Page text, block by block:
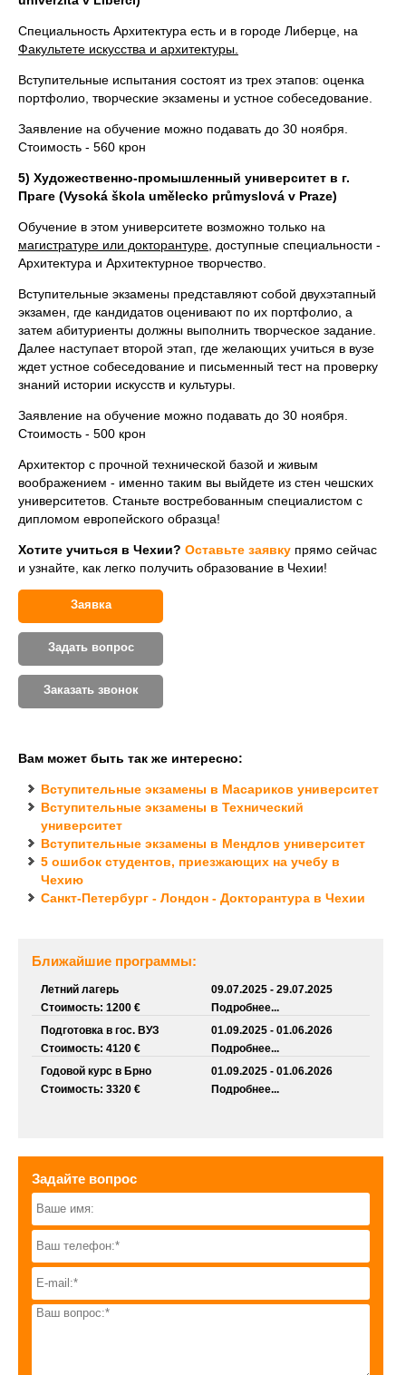
Специальность Архитектура есть и в городе Либерце, на
Факультете искусства и архитектуры.
Вступительные испытания состоят из трех этапов: оценка
портфолио, творческие экзамены и устное собеседование.
Заявление на обучение можно подавать до 30 ноября.
Стоимость - 560 крон
5) Художественно-промышленный университет в г.
Праге (Vysoká škola umělecko průmyslová v Praze)
Обучение в этом университете возможно только на
магистратуре или докторантуре , доступные специальности -
Архитектура и Архитектурное творчество.
Вступительные экзамены представляют собой двухэтапный
экзамен, где кандидатов оценивают по их портфолио, а
затем абитуриенты должны выполнить творческое задание.
Далее наступает второй этап, где желающих учиться в вузе
ждет устное собеседование и письменный тест на проверку
знаний истории искусств и культуры.
Заявление на обучение можно подавать до 30 ноября.
Стоимость - 500 крон
Архитектор с прочной технической базой и живым
воображением - именно таким вы выйдете из стен чешских
университетов. Станьте востребованным специалистом с
дипломом европейского образца!
Хотите учиться в Чехии? Оставьте заявку прямо сейчас
и узнайте, как легко получить образование в Чехии!
Заявка
Задать вопрос
Заказать звонок
Вам может быть так же интересно:
Вступительные экзамены в Масариков университет
Вступительные экзамены в Технический
университет
Вступительные экзамены в Мендлов университет
5 ошибок студентов, приезжающих на учебу в
Чехию
Санкт-Петербург - Лондон - Докторантура в Чехии
Ближайшие программы:
Летний лагерь
Стоимость: 1200 €
09.07.2025 - 29.07.2025
Подробнее...
Подготовка в гос. ВУЗ
Стоимость: 4120 €
01.09.2025 - 01.06.2026
Подробнее...
Годовой курс в Брно
Стоимость: 3320 €
01.09.2025 - 01.06.2026
Подробнее...
Задайте вопрос